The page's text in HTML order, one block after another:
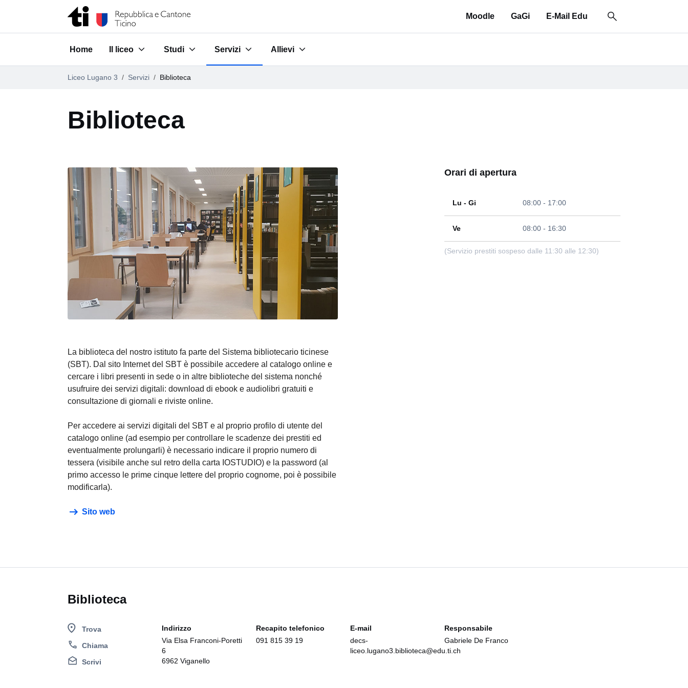
Vai al contenuto della pagina
Moodle
GaGi E-Mail Edu
Home Il liceo
Submenu for "Il liceo"
Studi
Submenu for "Studi"
Servizi
Submenu for "Servizi"
Allievi
Submenu for "Allievi"
Liceo Lugano 3 Servizi Biblioteca
Biblioteca
La biblioteca del nostro istituto fa parte del Sistema bibliotecario ticinese
(SBT). Dal sito Internet del SBT è possibile accedere al catalogo online e
cercare i libri presenti in sede o in altre biblioteche del sistema nonché
usufruire dei servizi digitali: download di ebook e audiolibri gratuiti e
consultazione di giornali e riviste online.
Per accedere ai servizi digitali del SBT e al proprio profilo di utente del
catalogo online (ad esempio per controllare le scadenze dei prestiti ed
eventualmente prolungarli) è necessario indicare il proprio numero di
tessera (visibile anche sul retro della carta IOSTUDIO) e la password (al
primo accesso le prime cinque lettere del proprio cognome, poi è possibile
modificarla).
Sito web
Orari di apertura
(Servizio prestiti sospeso dalle 11:30 alle 12:30)
Lu - Gi 08:00 - 17:00
Ve 08:00 - 16:30
Biblioteca
Trova
Chiama
Scrivi
Indirizzo
Via Elsa Franconi-Poretti
6
6962 Viganello
Recapito telefonico
091 815 39 19
E-mail
decs-
liceo.lugano3.biblioteca@edu.ti.ch
Responsabile
Gabriele De Franco